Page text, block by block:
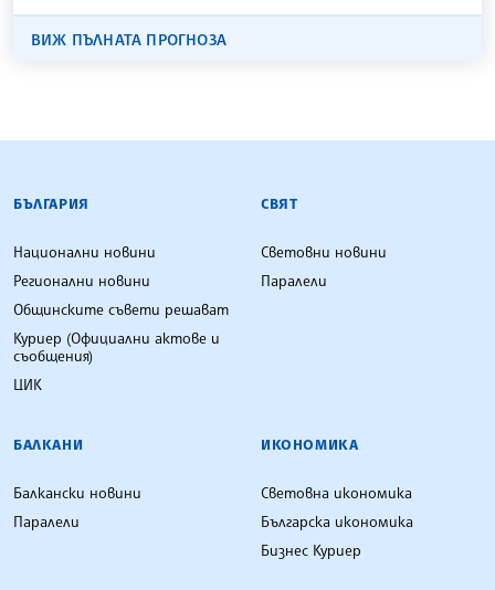
ВИЖ ПЪЛНАТА ПРОГНОЗА
БЪЛГАРСКА ТЕЛЕГРАФНА АГЕНЦИЯ
БЪЛГАРИЯ
Национални новини
Регионални новини
Общинските съвети решават
Куриер (Официални актове и
съобщения)
ЦИК
СВЯТ
Световни новини
Паралели
БАЛКАНИ
Балкански новини
Паралели
ИКОНОМИКА
Световна икономика
Българска икономика
Бизнес Куриер